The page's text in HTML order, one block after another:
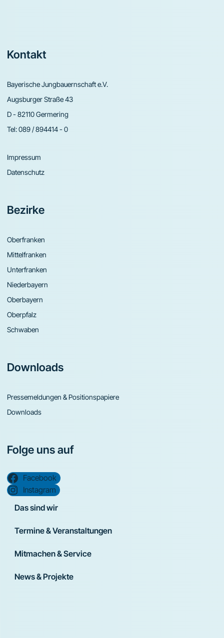
Footer
Kontakt
Bayerische Jungbauernschaft e.V.
Augsburger Straße 43
D - 82110 Germering
Tel:089 / 894414 - 0
Impressum
Datenschutz
Bezirke
Oberfranken
Mittelfranken
Unterfranken
Niederbayern
Oberbayern
Oberpfalz
Schwaben
Downloads
Pressemeldungen & Positionspapiere
Downloads
Folge uns auf
Facebook
Instagram
Das sind wir
Termine & Veranstaltungen
Mitmachen & Service
News & Projekte